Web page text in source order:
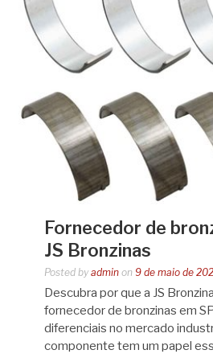
Fornecedor de
JS Bronzinas
Posted by admin on 9 de maio de
Descubra por que a JS
fornecedor de bronzinas em
diferenciais no mercado
componente tem um papel